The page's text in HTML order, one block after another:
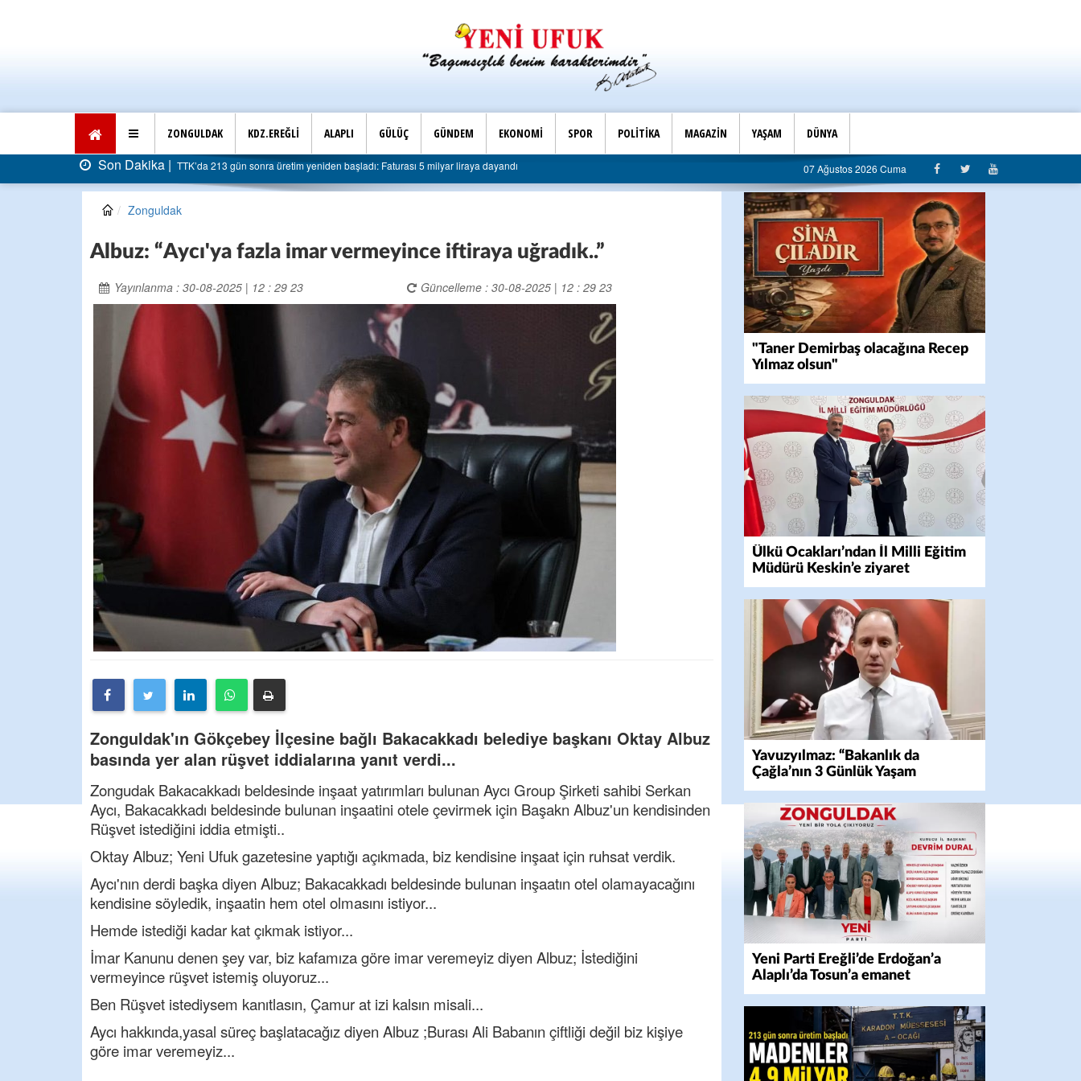
ZONGULDAK KDZ.EREĞLİ ALAPLI GÜLÜÇ GÜNDEM EKONOMİ SPOR POLİTİKA MAGAZİN YAŞAM DÜNYA
Son Dakika |TTK’da 213 gün sonra üretim yeniden başladı: Faturası 5 milyar liraya dayandı Son Dakika | AK Parti Ereğli İlçe Başkanlığı’ndan belediyeye sert eleştiri: “Algı siyaseti değil, hizmet belediyeciliği”
07 Ağustos 2026 Cuma
Zonguldak
Albuz: “Aycı'ya fazla imar vermeyince iftiraya uğradık..”
Yayınlanma : 30-08-2025 | 12 : 29 23 Güncelleme : 30-08-2025 | 12 : 29 23
Zonguldak'ın Gökçebey İlçesine bağlı Bakacakkadı belediye başkanı Oktay Albuz
basında yer alan rüşvet iddialarına yanıt verdi...
Zongudak Bakacakkadı beldesinde inşaat yatırımları bulunan Aycı Group Şirketi sahibi Serkan
Aycı, Bakacakkadı beldesinde bulunan inşaatini otele çevirmek için Başakn Albuz'un kendisinden
Rüşvet istediğini iddia etmişti..
Oktay Albuz; Yeni Ufuk gazetesine yaptığı açıkmada, biz kendisine inşaat için ruhsat verdik.
Aycı'nın derdi başka diyen Albuz; Bakacakkadı beldesinde bulunan inşaatın otel olamayacağını
kendisine söyledik, inşaatin hem otel olmasını istiyor...
Hemde istediği kadar kat çıkmak istiyor...
İmar Kanunu denen şey var, biz kafamıza göre imar veremeyiz diyen Albuz; İstediğini
vermeyince rüşvet istemiş oluyoruz...
Ben Rüşvet istediysem kanıtlasın, Çamur at izi kalsın misali...
Aycı hakkında,yasal süreç başlatacağız diyen Albuz ;Burası Ali Babanın çiftliği değil biz kişiye
göre imar veremeyiz...
"Taner Demirbaş olacağına Recep
Yılmaz olsun"
Ülkü Ocakları’ndan İl Milli Eğitim
Müdürü Keskin’e ziyaret
Yavuzyılmaz: “Bakanlık da
Çağla’nın 3 Günlük Yaşam
Mücadelesini Yok Saydı!”
Yeni Parti Ereğli’de Erdoğan’a
Alaplı’da Tosun’a emanet